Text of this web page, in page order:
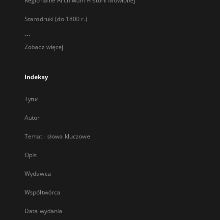
Starodruki (do 1800 r.)
...
Zobacz więcej
Indeksy
Tytuł
Autor
Temat i słowa kluczowe
Opis
Wydawca
Współtwórca
Data wydania